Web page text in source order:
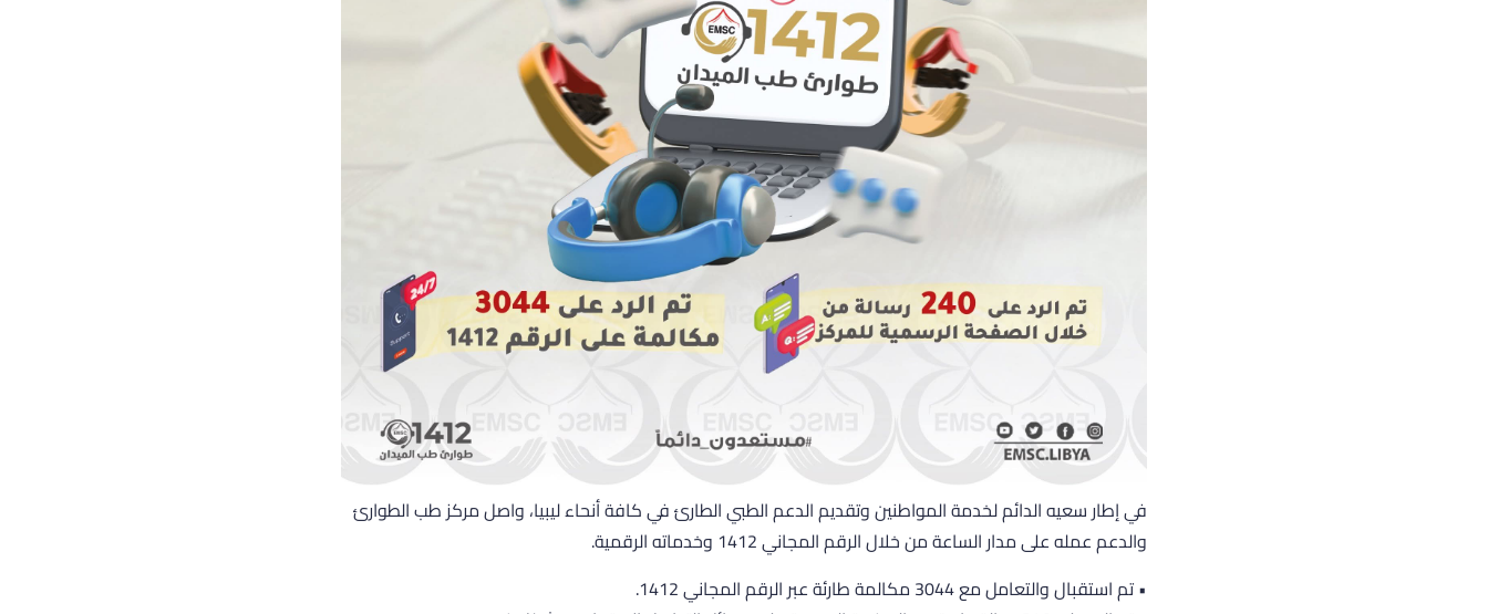
في إطار سعيه الدائم لخدمة المواطنين وتقديم الدعم الطبي الطارئ في كافة أنحاء ليبيا، واصل مركز طب الطوارئ
والدعم عمله على مدار الساعة من خلال الرقم المجاني 1412 وخدماته الرقمية.
• تم استقبال والتعامل مع 3044 مكالمة طارئة عبر الرقم المجاني 1412.